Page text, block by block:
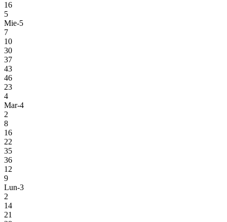
16
5
Mie-5
7
10
30
37
43
46
23
4
Mar-4
2
8
16
22
35
36
12
9
Lun-3
2
14
21